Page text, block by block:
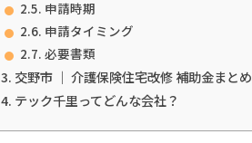
申請時期
申請タイミング
必要書類
交野市 ｜ 介護保険住宅改修 補助金まとめ
テック千里ってどんな会社？